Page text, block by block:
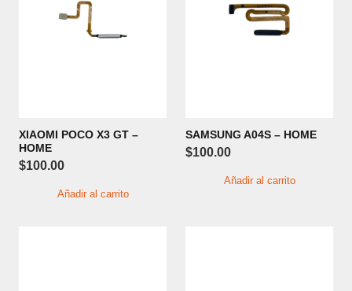
XIAOMI POCO X3 GT –
HOME
$100.00
Añadir al carrito
SAMSUNG A04S – HOME
$100.00
Añadir al carrito